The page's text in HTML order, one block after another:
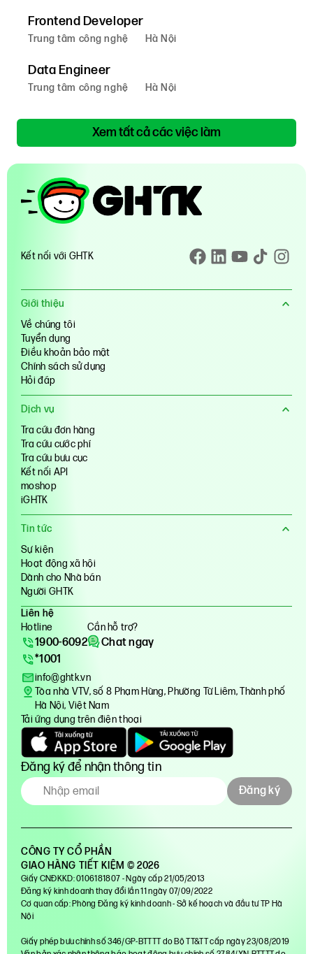
Frontend Developer
Trung tâm công nghệ Hà Nội
Data Engineer
Trung tâm công nghệ Hà Nội
Xem tất cả các việc làm
Kết nối với GHTK
Giới thiệu
Về chúng tôi
Tuyển dụng
Điều khoản bảo mật
Chính sách sử dụng
Hỏi đáp
Dịch vụ
Tra cứu đơn hàng
Tra cứu cước phí
Tra cứu bưu cục
Kết nối API
moshop
iGHTK
Tin tức
Sự kiện
Hoạt động xã hội
Dành cho Nhà bán
Người GHTK
Liên hệ
Hotline
1900-6092
*1001
Cần hỗ trợ?
Chat ngay
info@ghtk.vn
Tòa nhà VTV, số 8 Phạm Hùng, Phường Từ Liêm, Thành phố
Hà Nội, Việt Nam
Tải ứng dụng trên điện thoại
Đăng ký để nhận thông tin
Đăng ký
CÔNG TY CỔ PHẦN
GIAO HÀNG TIẾT KIỆM © 2026
Giấy CNĐKKD: 0106181807 - Ngày cấp 21/05/2013
Đăng ký kinh doanh thay đổi lần 11 ngày 07/09/2022
Cơ quan cấp: Phòng Đăng ký kinh doanh - Sở kế hoạch và đầu tư TP Hà
Nội
Giấy phép bưu chính số 346/GP-BTTTT do Bộ TT&TT cấp ngày 23/08/2019